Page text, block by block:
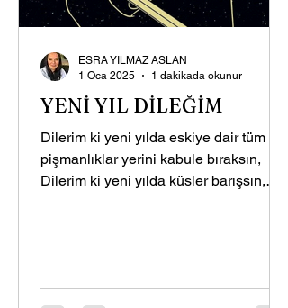
YENİ YIL DİLEĞİM
Dilerim ki yeni yılda eskiye dair tüm
pişmanlıklar yerini kabule bıraksın,
Dilerim ki yeni yılda küsler barışsın,
ESRA YILMAZ ASLAN
1 Oca 2025
1 dakikada okunur